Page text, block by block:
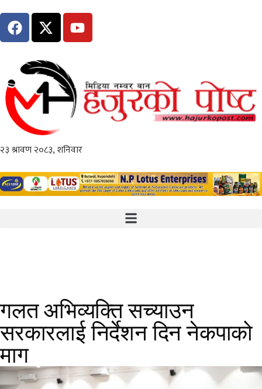
गलत अभिव्यक्ति सच्याउन
सरकारलाई निर्देशन दिन नेकपाको
माग